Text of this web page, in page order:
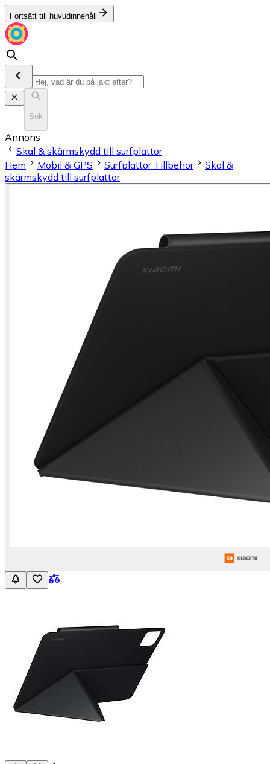
Fortsätt till huvudinnehåll
Sök
Annons
Skal & skärmskydd till surfplattor
Hem
Mobil & GPS Surfplattor Tillbehör
Skal &
skärmskydd till surfplattor